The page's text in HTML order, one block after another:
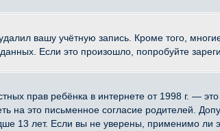
вашу учётную запись. Кроме того,
Если это произошло, попробуйте
прав ребёнка в интернете от 1998 г. —
это письменное согласие родителей.
13 лет. Если вы не уверены, применимо ли